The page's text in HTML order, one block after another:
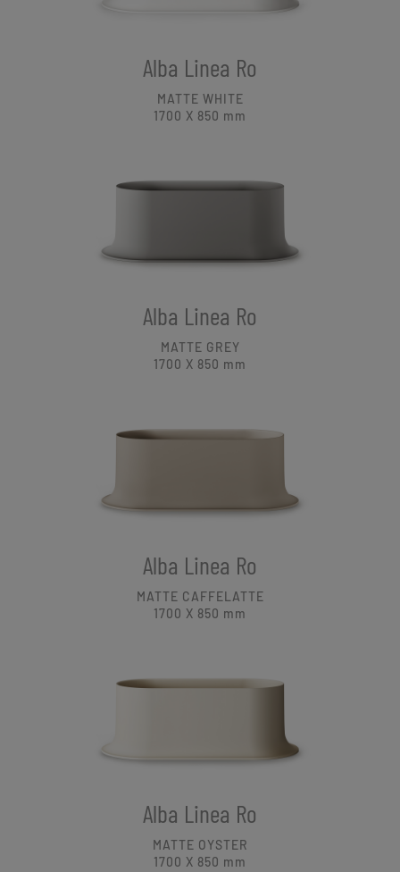
Alba Linea Ro
MATTE WHITE
1700 X 850 mm
Alba Linea Ro
MATTE GREY
1700 X 850 mm
Alba Linea Ro
MATTE CAFFELATTE
1700 X 850 mm
Alba Linea Ro
MATTE OYSTER
1700 X 850 mm